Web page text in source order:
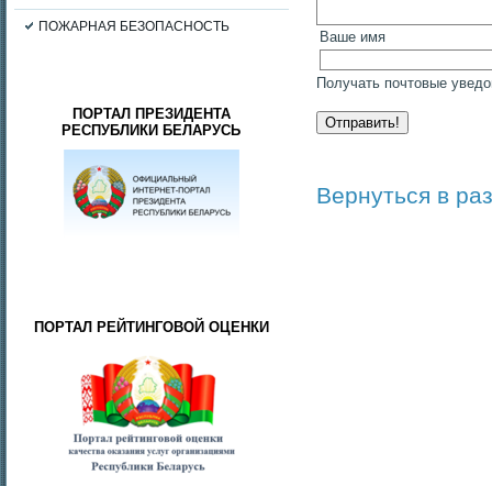
ПОЖАРНАЯ БЕЗОПАСНОСТЬ
ПОРТАЛ ПРЕЗИДЕНТА
РЕСПУБЛИКИ БЕЛАРУСЬ
ПОРТАЛ РЕЙТИНГОВОЙ ОЦЕНКИ
Ваше имя
Получать почтовые
Вернуться в